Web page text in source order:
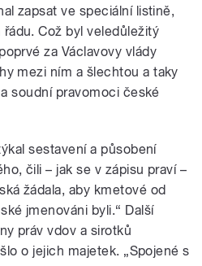
zapsat ve speciální listině,
Což byl veledůležitý
za Václavovy vlády
mezi ním a šlechtou a taky
soudní pravomoci české
sestavení a působení
čili – jak se v zápisu praví –
žádala, aby kmetové od
jmenováni byli.“ Další
práv vdov a sirotků
o jejich majetek. „Spojené s